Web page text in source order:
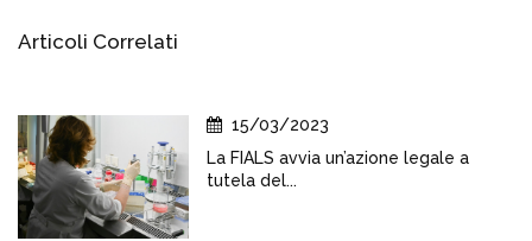
Articoli Correlati
15/03/2023
La FIALS avvia un’azione legale a
tutela del...